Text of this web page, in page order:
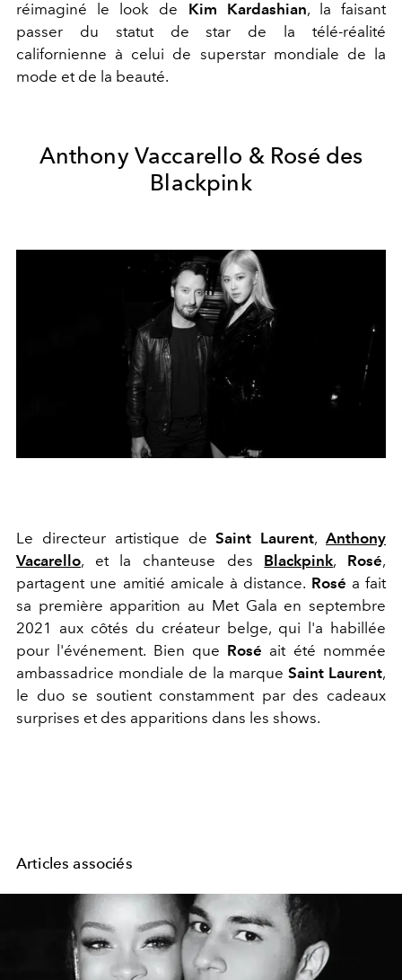
réimaginé le look de Kim Kardashian, la faisant
passer du statut de star de la télé-réalité
californienne à celui de superstar mondiale de la
mode et de la beauté.
Anthony Vaccarello & Rosé des
Blackpink
Le directeur artistique deSaint Laurent,Anthony
Vacarello, et la chanteuse des Blackpink, Rosé,
partagent une amitié amicale à distance. Rosé a fait
sa première apparition au Met Gala en septembre
2021 aux côtés du créateur belge, qui l'a habillée
pour l'événement. Bien que Rosé ait été nommée
ambassadrice mondiale de la marque Saint Laurent,
le duo se soutient constamment par des cadeaux
surprises et des apparitions dans les shows.
Articles associés